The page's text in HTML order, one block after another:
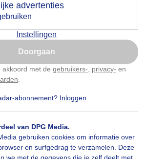
advertenties
Instellingen
Doorgaan
akkoord met de gebruikers- privacy- en
abonnement? Inloggen
van DPG Media.
gebruiken cookies om informatie over
en surfgedrag te verzamelen. Deze
we met de gegevens die je zelf deelt met
niet, misschien later
hierom dit aan te passen